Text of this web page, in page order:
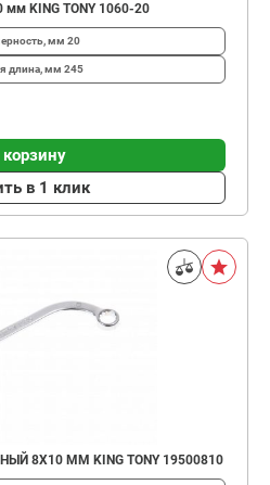
KING TONY 1060-20
мм 20
длина, мм 245
в 1 клик
8Х10 ММ KING TONY 19500810